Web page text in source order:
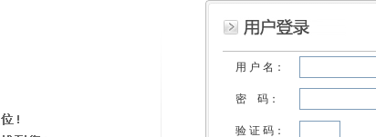
用 户 名：
密 码：
验 证 码：